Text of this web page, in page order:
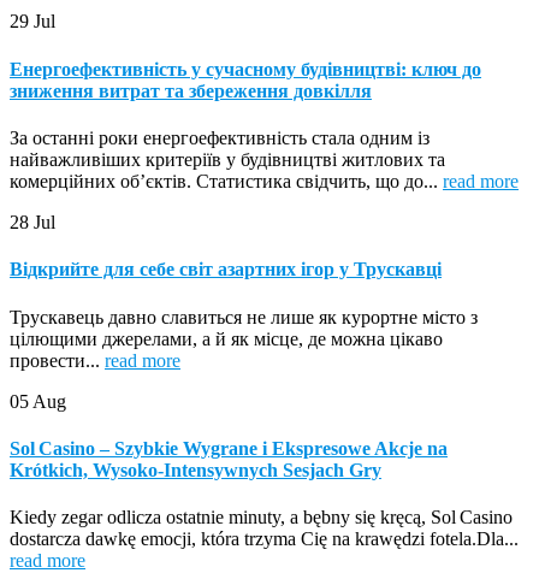
29 Jul
Енергоефективність у сучасному будівництві: ключ до
зниження витрат та збереження довкілля
За останні роки енергоефективність стала одним із
найважливіших критеріїв у будівництві житлових та
комерційних об’єктів. Статистика свідчить, що до... read more
28 Jul
Відкрийте для себе світ азартних ігор у Трускавці
Трускавець давно славиться не лише як курортне місто з
цілющими джерелами, а й як місце, де можна цікаво
провести... read more
05 Aug
Sol Casino – Szybkie Wygrane i Ekspresowe Akcje na
Krótkich, Wysoko‑Intensywnych Sesjach Gry
Kiedy zegar odlicza ostatnie minuty, a bębny się kręcą, Sol Casino
dostarcza dawkę emocji, która trzyma Cię na krawędzi fotela.Dla...
read more